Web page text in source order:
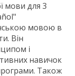
мови для 3
мовою в
Він
і
навичок
Також